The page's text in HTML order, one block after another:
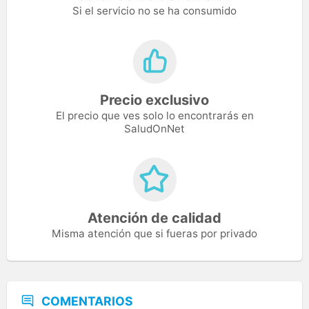
Si el servicio no se ha consumido
Precio exclusivo
El precio que ves solo lo encontrarás en
SaludOnNet
Atención de calidad
Misma atención que si fueras por privado
COMENTARIOS